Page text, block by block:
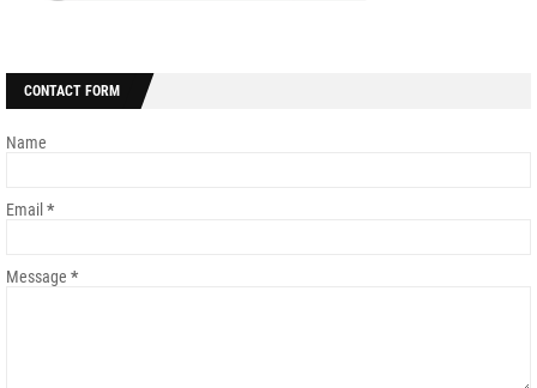
CONTACT FORM
Name
Email *
Message *